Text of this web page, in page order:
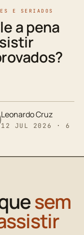
E SERIADOS
a pena
Leonardo Cruz
12 JUL 2026 · 6
sem